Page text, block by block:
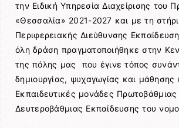
την Ειδική Υπηρεσία Διαχείρισης του
«Θεσσαλία» 2021-2027 και με τη
Περιφερειακής Διεύθυνσης
όλη δράση πραγματοποιήθηκε στην
της πόλης μας που έγινε τόπος
δημιουργίας, ψυχαγωγίας και μάθησης
Εκπαιδευτικές μονάδες Πρωτοβάθμιας
Δευτεροβάθμιας Εκπαίδευσης του